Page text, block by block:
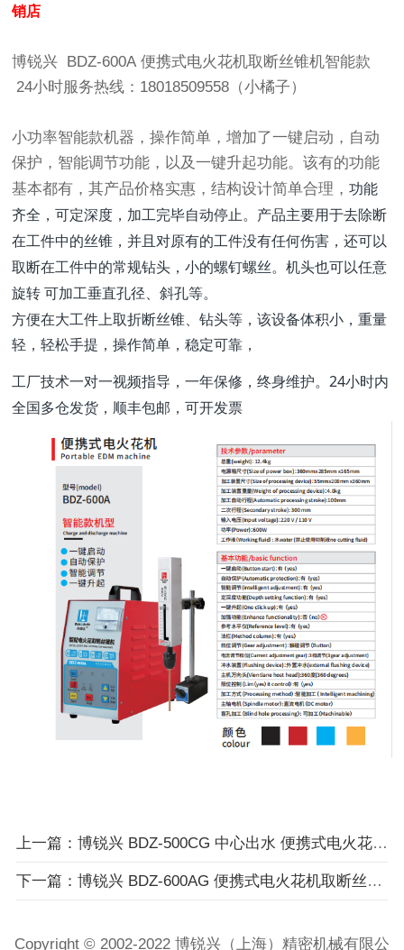
销店
博锐兴 BDZ-600A 便携式电火花机取断丝锥机智能款
24小时服务热线：18018509558（小橘子）
小功率智能款机器，操作简单，增加了一键启动，自动
保护，智能调节功能，以及一键升起功能。该有的功能
基本都有，其产品价格实惠，结构设计简单合理，功能
齐全，可定深度，加工完毕自动停止。产品主要用于去除断
在工件中的丝锥，并且对原有的工件没有任何伤害，还可以
取断在工件中的常规钻头，小的螺钉螺丝。机头也可以任意
旋转 可加工垂直孔径、斜孔等。
方便在大工件上取折断丝锥、钻头等，该设备体积小，重量
轻，轻松手提，操作简单，稳定可靠，
工厂技术一对一视频指导，一年保修，终身维护。24小时内
全国多仓发货，顺丰包邮，可开发票
上一篇：博锐兴 BDZ-500CG 中心出水 便携式电火花机取断丝锥机智能款 24小时服务热线：18018509558（小橘子）
下一篇：博锐兴 BDZ-600AG 便携式电火花机取断丝锥机智能款 24小时服务热线：18018509558（小橘子）
Copyright © 2002-2022 博锐兴（上海）精密机械有限公